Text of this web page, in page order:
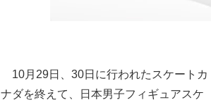
10月29日、30日に行われたスケートカ
ナダを終えて、日本男子フィギュアスケ